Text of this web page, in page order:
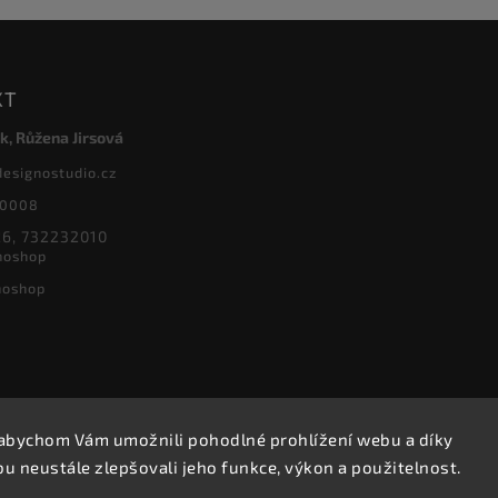
Vám umožnili pohodlné prohlížení webu a díky
neustále zlepšovali jeho funkce, výkon a použitelnost.
Růžena Jirsová
732232010
Copyright 2026Designoshop. Všechna práva vyhrazena.
Upravit nastavení cookies